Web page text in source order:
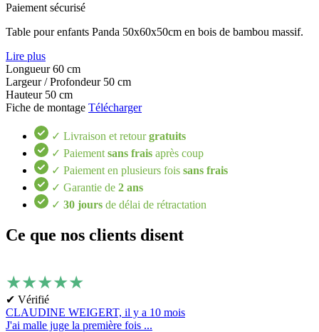
Paiement sécurisé
Table pour enfants Panda 50x60x50cm en bois de bambou massif.
Lire plus
Longueur60 cm
Largeur / Profondeur 50 cm
Hauteur 50 cm
Fiche de montage Télécharger
✓ Livraison et retourgratuits
✓ Paiement sans frais après coup
✓ Paiement en plusieurs fois sans frais
✓ Garantie de 2 ans
✓ 30 jours de délai de rétractation
Ce que nos clients disent
★★★★★
✔ Vérifié
CLAUDINE WEIGERT, il y a 10 mois
J'ai malle juge la première fois ...